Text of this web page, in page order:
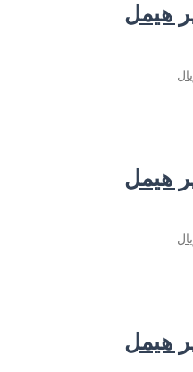
افزودن به سبد خرید
افزودن به سبد خرید